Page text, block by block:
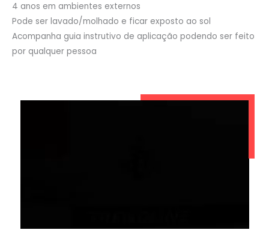
4 anos em ambientes externos
Pode ser lavado/molhado e ficar exposto ao sol
Acompanha guia instrutivo de aplicação podendo ser feito
por qualquer pessoa